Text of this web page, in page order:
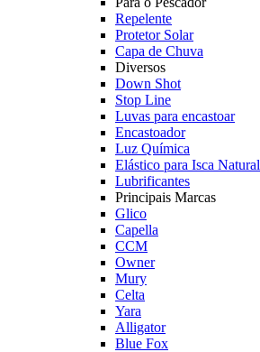
Repelente
Protetor Solar
Capa de Chuva
Diversos
Down Shot
Stop Line
Luvas para encastoar
Encastoador
Luz Química
Elástico para Isca Natural
Lubrificantes
Principais Marcas
Glico
Capella
CCM
Owner
Mury
Celta
Yara
Alligator
Blue Fox